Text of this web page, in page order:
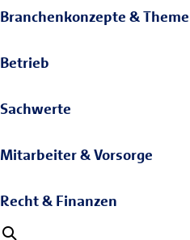
Branchenkonzepte &
Betrieb
Sachwerte
Mitarbeiter & Vorsorge
Recht & Finanzen